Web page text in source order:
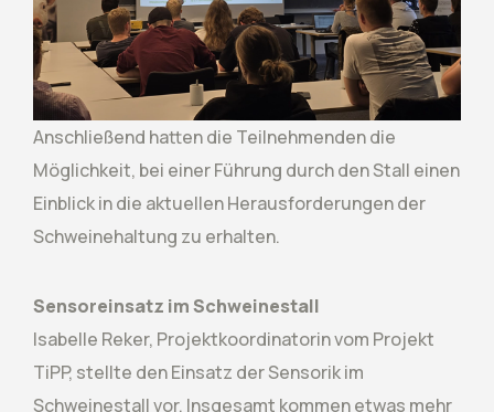
Anschließend hatten die Teilnehmenden die
Möglichkeit, bei einer Führung durch den Stall einen
Einblick in die aktuellen Herausforderungen der
Schweinehaltung zu erhalten.
Sensoreinsatz im Schweinestall
Isabelle Reker, Projektkoordinatorin vom Projekt
TiPP, stellte den Einsatz der Sensorik im
Schweinestall vor. Insgesamt kommen etwas mehr